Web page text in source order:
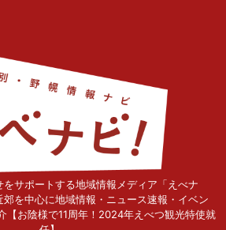
サポートする地域情報メディア「えべナ
を中心に地域情報・ニュース速報・イベン
【お陰様で11周年！2024年えべつ観光特使就